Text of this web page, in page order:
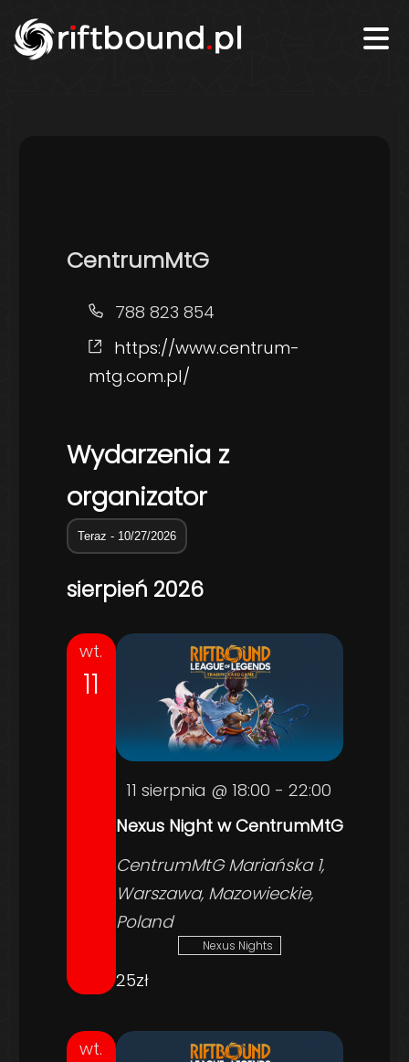
CentrumMtG
Telefon
788 823 854
Strona
internetowa
https://www.centrum-
mtg.com.pl/
Wydarzenia z
organizator
Teraz - 10/27/2026
datę.
sierpień 2026
wt.
11
Nexus Night w CentrumMtG
11 sierpnia @ 18:00 - 22:00
CentrumMtGMariańska 1,
Warszawa, Mazowieckie,
Poland
Nexus Nights
25zł
wt.